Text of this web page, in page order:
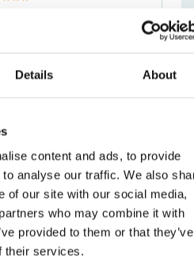
Details About
content and ads, to provide
analyse our traffic. We also
of our site with our social media,
who may combine it with
provided to them or that they’ve
their services.